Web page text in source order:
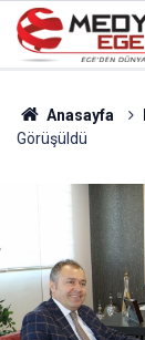
Anasayfa
Görüşüldü